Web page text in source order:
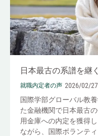
日本最古の系譜を継
就職内定者の声 2026/02/27
国際学部グローバル教
た金融機関で日本最古
用金庫への内定を獲得
ながら、国際ボランティ